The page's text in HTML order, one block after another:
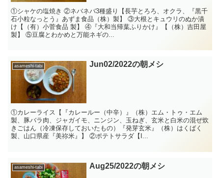
①シャケの塩焼き ②ネバネバ3種盛り【長芋とろろ、オクラ、『黒千
石小粒なっとう』あずま食品（株）製】 ③大根とキュウリのぬか漬
け【（有）小菅食品 製】 ④『大和当帰葉ふりかけ』【（株）吉田屋
製】 ⑤豆腐とわかめと万能ネギの...
asameshi-tabi Jun02/2022の朝メシ
①カレーライス【『カレールー（中辛）』（株）エム・トゥ・エム
製、豚バラ肉、ジャガイモ、ニンジン、玉ねぎ、玄米と白米の混ぜ炊
きごはん（冷凍保存しておいたもの）『発芽玄米』（株）はくばく
製、山口県産『美祢米』】 ②ポテトサラダ【I...
asameshi-tabi Aug25/2022の朝メシ